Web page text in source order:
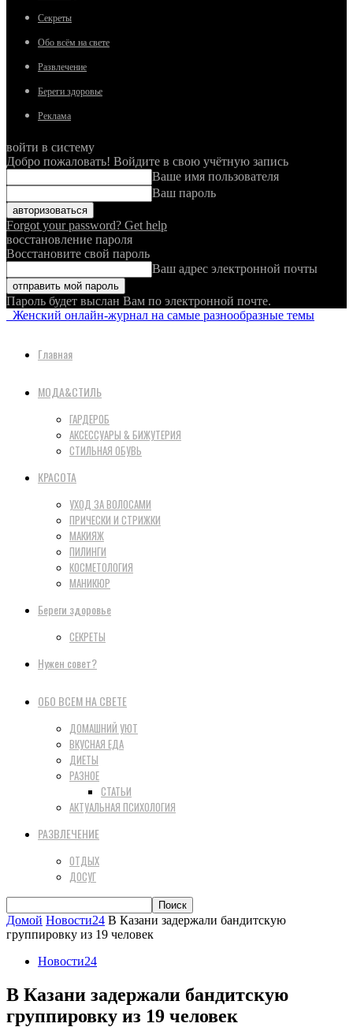
Секреты
Обо всём на свете
Развлечение
Береги здоровье
Реклама
войти в систему
Добро пожаловать! Войдите в свою учётную запись
Ваше имя пользователя
Ваш пароль
Forgot your password? Get help
восстановление пароля
Восстановите свой пароль
Ваш адрес электронной почты
Пароль будет выслан Вам по электронной почте.
Женский онлайн-журнал на самые разнообразные темы
Главная
МОДА&СТИЛЬ
ГАРДЕРОБ
АКСЕССУАРЫ & БИЖУТЕРИЯ
СТИЛЬНАЯ ОБУВЬ
КРАСОТА
УХОД ЗА ВОЛОСАМИ
ПРИЧЕСКИ И СТРИЖКИ
МАКИЯЖ
ПИЛИНГИ
КОСМЕТОЛОГИЯ
МАНИКЮР
Береги здоровье
СЕКРЕТЫ
Нужен совет?
ОБО ВСЕМ НА СВЕТЕ
ДОМАШНИЙ УЮТ
ВКУСНАЯ ЕДА
ДИЕТЫ
РАЗНОЕ
СТАТЬИ
АКТУАЛЬНАЯ ПСИХОЛОГИЯ
РАЗВЛЕЧЕНИЕ
ОТДЫХ
ДОСУГ
Домой Новости24 В Казани задержали бандитскую
группировку из 19 человек
Новости24
В Казани задержали бандитскую
группировку из 19 человек